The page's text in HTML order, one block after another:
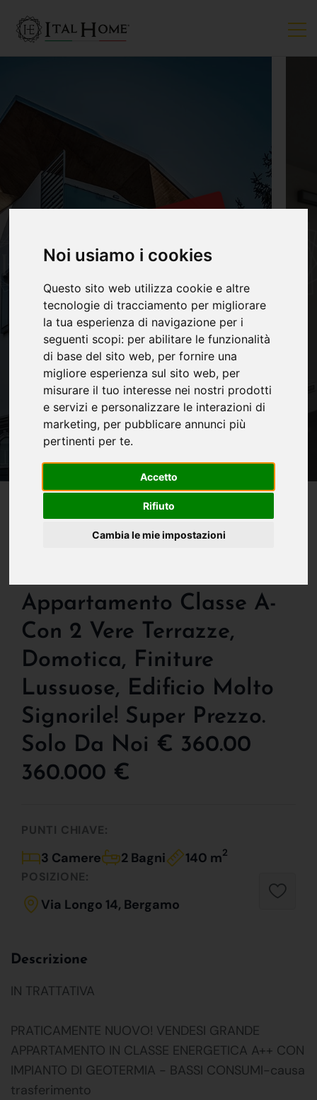
Noi usiamo i cookies
Questo sito web utilizza cookie e altre
tecnologie di tracciamento per migliorare
la tua esperienza di navigazione per i
seguenti scopi: per abilitare le funzionalità
di base del sito web, per fornire una
migliore esperienza sul sito web, per
misurare il tuo interesse nei nostri prodotti
e servizi e personalizzare le interazioni di
marketing, per pubblicare annunci più
pertinenti per te.
Accetto
Rifiuto
Cambia le mie impostazioni
IN VENDITA
Occasionissima! Alle
Spalle Del Borgo S.
Appartamento Classe A-
Con 2 Vere Terrazze,
Domotica, Finiture
Lussuose, Edificio Molto
Signorile! Super Prezzo.
Solo Da Noi € 360.00
360.000 €
PUNTI CHIAVE:
3 Camere 2 Bagni 140 m2
POSIZIONE:
Via Longo 14, Bergamo
Descrizione
IN TRATTATIVA
PRATICAMENTE NUOVO! VENDESI GRANDE
APPARTAMENTO IN CLASSE ENERGETICA A++ CON
IMPIANTO DI GEOTERMIA - BASSI CONSUMI-causa
trasferimento